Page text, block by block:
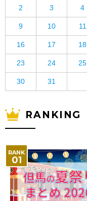
2 3 4
9 10 11
16 17 18
23 24 25
30 31
RANKING